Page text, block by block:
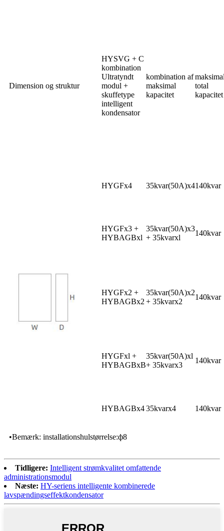
Dimension og struktur
HYSVG + C
kombination
Ultratyndt
modul +
skuffetype
intelligent
kondensator
kombination af
maksimal
kapacitet
total
kapacitet
HYGFx4 35kvar(50A)x4140kvar
HYGFx3 +
HYBAGBxl
35kvar(50A)x3
+ 35kvarxl
140kvar
HYGFx2 +
HYBAGBx2
35kvar(50A)x2
+ 35kvarx2
140kvar
HYGFxl +
HYBAGBxB
35kvar(50A)xl
+ 35kvarx3
140kvar
HYBAGBx435kvarx4 140kvar
•Bemærk: installationshulstørrelse:ф8
Tidligere: Intelligent strømkvalitet omfattende
administrationsmodul
Næste: HY-seriens intelligente kombinerede
lavspændingseffektkondensator